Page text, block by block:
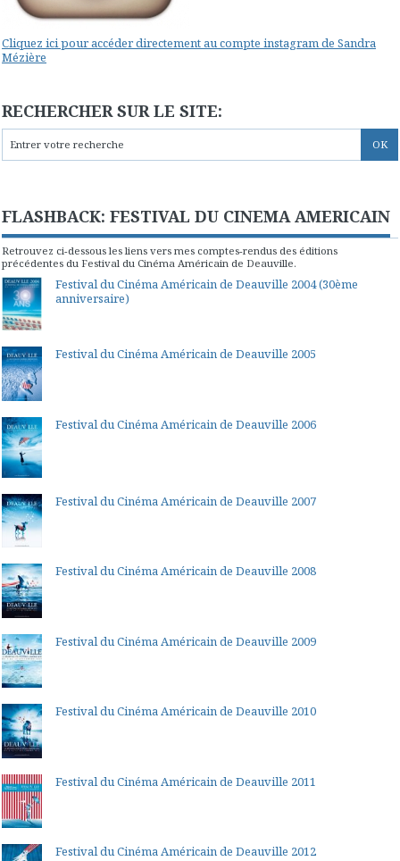
Cliquez ici pour accéder directement au compte instagram de Sandra
Mézière
RECHERCHER SUR LE SITE:
FLASHBACK: FESTIVAL DU CINEMA AMERICAIN
Retrouvez ci-dessous les liens vers mes comptes-rendus des éditions
précédentes du Festival du Cinéma Américain de Deauville.
Festival du Cinéma Américain de Deauville 2004 (30ème
anniversaire)
Festival du Cinéma Américain de Deauville 2005
Festival du Cinéma Américain de Deauville 2006
Festival du Cinéma Américain de Deauville 2007
Festival du Cinéma Américain de Deauville 2008
Festival du Cinéma Américain de Deauville 2009
Festival du Cinéma Américain de Deauville 2010
Festival du Cinéma Américain de Deauville 2011
Festival du Cinéma Américain de Deauville 2012